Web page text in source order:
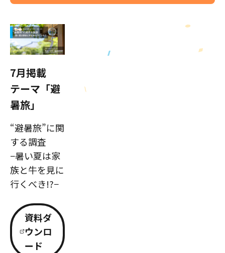
7月掲載
テーマ「避
暑旅」
“避暑旅”に関
する調査
−暑い夏は家
族と牛を見に
行くべき!?−
資料ダ
ウンロ
ード